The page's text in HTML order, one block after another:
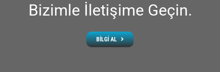
Bizimle İletişime Geçin.
BILGI AL